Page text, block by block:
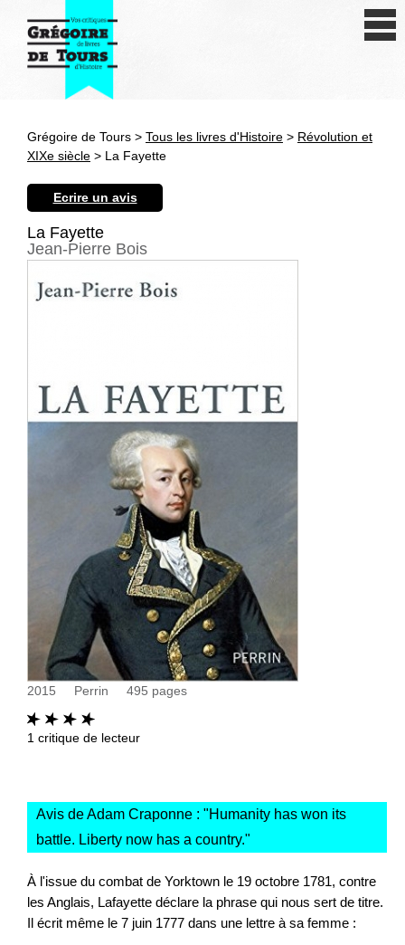
Antiquité
Thématiques
Grégoire de Tours > Tous les livres d'Histoire > Révolution et
XIXe siècle > La Fayette
Ecrire un avis
La Fayette
Jean-Pierre Bois
2015 Perrin 495 pages
1 critique de lecteur
Avis de Adam Craponne : "Humanity has won its
battle. Liberty now has a country."
À l'issue du combat de Yorktown le 19 octobre 1781, contre
les Anglais, Lafayette déclare la phrase qui nous sert de titre.
Il écrit même le 7 juin 1777 dans une lettre à sa femme :